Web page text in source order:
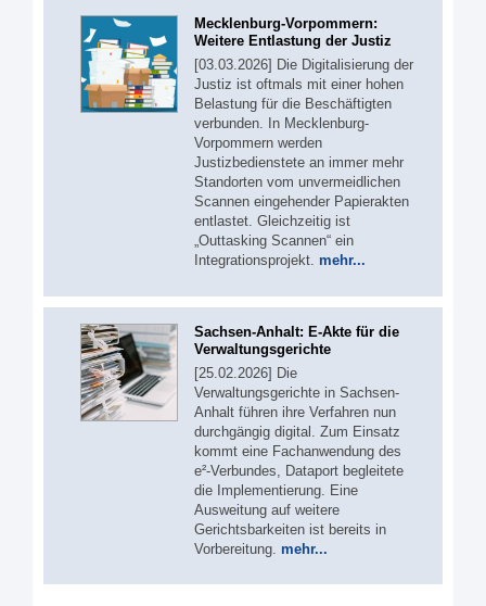
Mecklenburg-Vorpommern:
Weitere Entlastung der Justiz
[03.03.2026] Die Digitalisierung der
Justiz ist oftmals mit einer hohen
Belastung für die Beschäftigten
verbunden. In Mecklenburg-
Vorpommern werden
Justizbedienstete an immer mehr
Standorten vom unvermeidlichen
Scannen eingehender Papierakten
entlastet. Gleichzeitig ist
„Outtasking Scannen“ ein
Integrationsprojekt. mehr...
Sachsen-Anhalt: E-Akte für die
Verwaltungsgerichte
[25.02.2026] Die
Verwaltungsgerichte in Sachsen-
Anhalt führen ihre Verfahren nun
durchgängig digital. Zum Einsatz
kommt eine Fachanwendung des
e²-Verbundes, Dataport begleitete
die Implementierung. Eine
Ausweitung auf weitere
Gerichtsbarkeiten ist bereits in
Vorbereitung. mehr...